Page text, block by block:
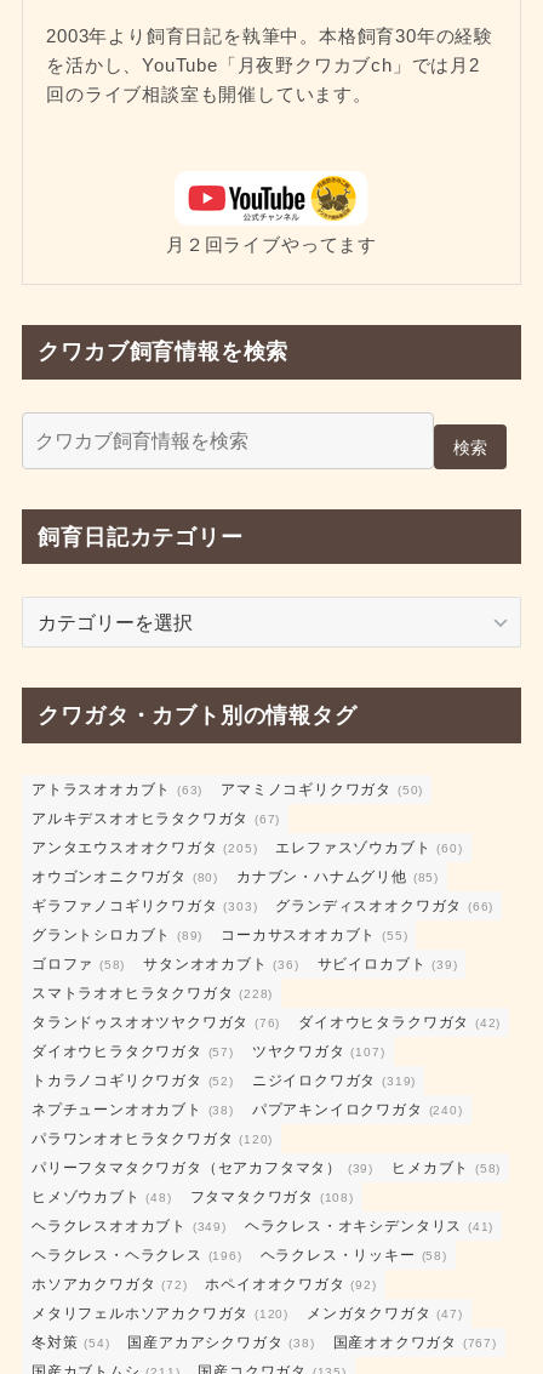
2003年より飼育日記を執筆中。本格飼育30年の経験
を活かし、YouTube「月夜野クワカブch」では月2
回のライブ相談室も開催しています。
月２回ライブやってます
クワカブ飼育情報を検索
検索
飼育日記カテゴリー
カ
ゴ
リ
ー
クワガタ・カブト別の情報タグ
アトラスオオカブト (63) アマミノコギリクワガタ (50)
アルキデスオオヒラタクワガタ (67)
アンタエウスオオクワガタ (205) エレファスゾウカブト (60)
オウゴンオニクワガタ (80) カナブン・ハナムグリ他 (85)
ギラファノコギリクワガタ (303) グランディスオオクワガタ (66)
グラントシロカブト (89) コーカサスオオカブト (55)
ゴロファ (58) サタンオオカブト (36) サビイロカブト (39)
スマトラオオヒラタクワガタ (228)
タランドゥスオオツヤクワガタ (76) ダイオウヒタラクワガタ (42)
ダイオウヒラタクワガタ (57) ツヤクワガタ (107)
トカラノコギリクワガタ (52) ニジイロクワガタ (319)
ネプチューンオオカブト (38) パプアキンイロクワガタ (240)
パラワンオオヒラタクワガタ (120)
パリーフタマタクワガタ（セアカフタマタ） (39) ヒメカブト (58)
ヒメゾウカブト (48) フタマタクワガタ (108)
ヘラクレスオオカブト (349) ヘラクレス・オキシデンタリス (41)
ヘラクレス・ヘラクレス (196) ヘラクレス・リッキー (58)
ホソアカクワガタ (72) ホペイオオクワガタ (92)
メタリフェルホソアカクワガタ (120) メンガタクワガタ (47)
冬対策 (54) 国産アカアシクワガタ (38) 国産オオクワガタ (767)